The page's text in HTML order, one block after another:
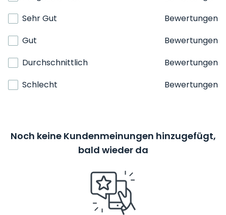
Sehr Gut
Bewertungen
Gut
Bewertungen
Durchschnittlich
Bewertungen
Schlecht
Bewertungen
Noch keine Kundenmeinungen hinzugefügt,
bald wieder da